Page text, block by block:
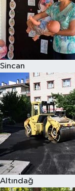
Sincan
Altındağ